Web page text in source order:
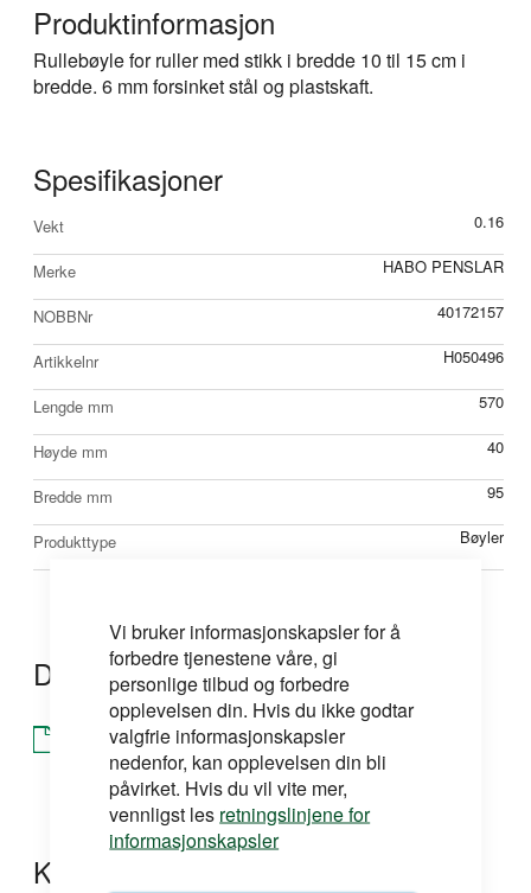
Vi bruker informasjonskapsler for å
forbedre tjenestene våre, gi
personlige tilbud og forbedre
opplevelsen din. Hvis du ikke godtar
valgfrie informasjonskapsler
nedenfor, kan opplevelsen din bli
påvirket. Hvis du vil vite mer,
vennligst les retningslinjene for
informasjonskapsler
Produktinformasjon
Rullebøyle for ruller med stikk i bredde 10 til 15 cm i
bredde. 6 mm forsinket stål og plastskaft.
Spesifikasjoner
Mer
informasjon
Vekt 0.16
Merke HABO PENSLAR
NOBBNr 40172157
Artikkelnr H050496
Lengde mm 570
Høyde mm 40
Bredde mm 95
Produkttype Bøyler
Dokumentasjon
Brosjyre
Kontakt oss